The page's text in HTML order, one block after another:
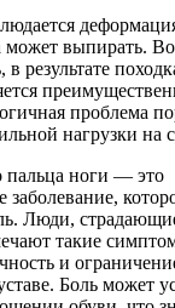
может выпирать.
в результате
проблема
нагрузки на
пальца ноги — это
заболевание,
Люди,
такие
и
Боль может